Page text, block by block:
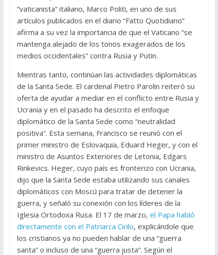
“vaticanista” italiano, Marco Politi, en uno de sus
artículos publicados en el diario “Fatto Quotidiano”
afirma a su vez la importancia de que el Vaticano “se
mantenga alejado de los tonos exagerados de los
medios occidentales” contra Rusia y Putin.
Mientras tanto, continúan las actividades diplomáticas
de la Santa Sede. El cardenal Pietro Parolin reiteró su
oferta de ayudar a mediar en el conflicto entre Rusia y
Ucrania y en el pasado ha descrito el enfoque
diplomático de la Santa Sede como “neutralidad
positiva”. Esta semana, Francisco se reunió con el
primer ministro de Eslovaquia, Eduard Heger, y con el
ministro de Asuntos Exteriores de Letonia, Edgars
Rinkevics. Heger, cuyo país es fronterizo con Ucrania,
dijo que la Santa Sede estaba utilizando sus canales
diplomáticos con Moscú para tratar de detener la
guerra, y señaló su conexión con los líderes de la
Iglesia Ortodoxa Rusa. El 17 de marzo, el Papa habló
directamente con el Patriarca Cirilo, explicándole que
los cristianos ya no pueden hablar de una “guerra
santa” o incluso de una “guerra justa”. Según el